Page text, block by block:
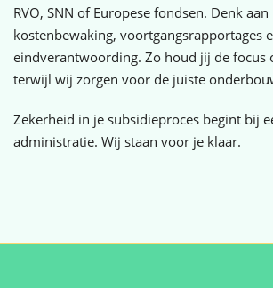
RVO, SNN of Europese fondsen. Denk
kostenbewaking, voortgangsrapportages
eindverantwoording. Zo houd jij de focus
terwijl wij zorgen voor de juiste
Zekerheid in je subsidieproces begint bij
administratie. Wij staan voor je klaar.